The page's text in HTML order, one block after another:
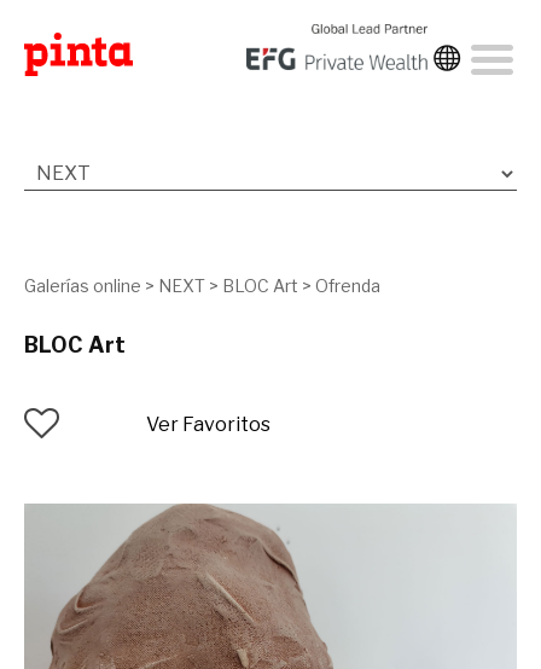
Galerías online > NEXT > BLOC Art > Ofrenda
BLOC Art
Ver Favoritos